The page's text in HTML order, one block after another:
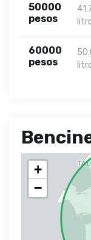
50000
pesos
60000
pesos
+
−